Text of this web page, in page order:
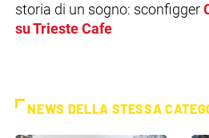
storia di un sogno: sconfigger
su Trieste Cafe
NEWS DELLA STESSA